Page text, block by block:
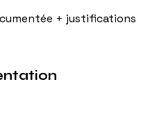
+ justifications